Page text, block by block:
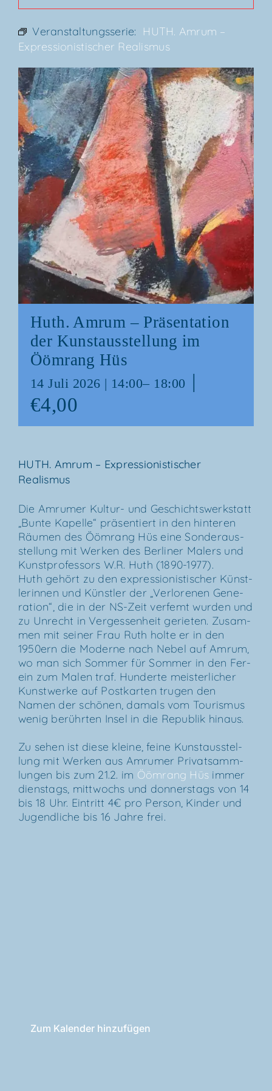
Veranstaltungsserie:
HUTH. Amrum –
Expres­sio­nis­ti­scher Realismus
Huth. Amrum – Prä­sen­ta­ti­on
der Kunst­aus­stel­lung im
Ööm­rang Hüs
14 Juli 2026 | 14:00– 18:00 |
€4,00
HUTH. Amrum – Expres­sio­nis­ti­scher
Realismus
Die Amru­mer Kul­­tur- und Geschichts­werk­statt
„Bun­te Kapel­le“ prä­sen­tiert in den hin­te­ren
Räu­men des Ööm­rang Hüs eine Son­der­aus­
stel­lung mit Wer­ken des Ber­li­ner Malers und
Kunst­pro­fes­sors W.R. Huth (1890-1977).
Huth gehört zu den expres­sio­nis­ti­scher Künst­
le­rin­nen und Künst­ler der „Ver­lo­re­nen Gene­
ra­ti­on“, die in der NS-Zeit ver­femt wur­den und
zu Unrecht in Ver­ges­sen­heit gerie­ten. Zusam­
men mit sei­ner Frau Ruth hol­te er in den
1950ern die Moder­ne nach Nebel auf Amrum,
wo man sich Som­mer für Som­mer in den Fer­
ein zum Malen traf. Hun­der­te meis­ter­li­cher
Kunst­wer­ke auf Post­kar­ten tru­gen den
Namen der schö­nen, damals vom Tou­ris­mus
wenig berühr­ten Insel in die Repu­blik hinaus.
Zu sehen ist die­se klei­ne, fei­ne Kunst­aus­stel­
lung mit Wer­ken aus Amru­mer Pri­vat­samm­
lun­gen bis zum 21.2. im Ööm­rang Hüs immer
diens­tags, mitt­wochs und don­ners­tags von 14
bis 18 Uhr. Ein­tritt 4€ pro Per­son, Kin­der und
Jugend­li­che bis 16 Jah­re frei.
Zum Kalender hinzufügen